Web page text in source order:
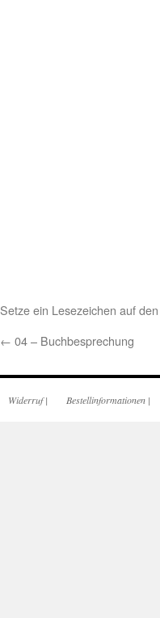
Setze ein Lesezeichen auf
← 04 – Buchbesprechung
Widerruf| Bestellinformationen |